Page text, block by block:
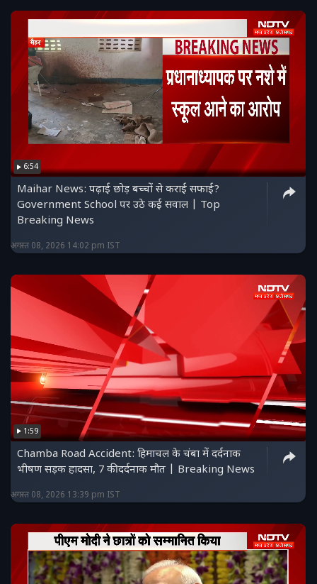
6:54
Maihar News: पढ़ाई छोड़ बच्चों से कराई सफाई?
Government School पर उठे कई सवाल | Top
Breaking News
अगस्त 08, 2026 14:02 pm IST
1:59
Chamba Road Accident: हिमाचल के चंबा में दर्दनाक
भीषण सड़क हादसा, 7 की दर्दनाक मौत | Breaking News
अगस्त 08, 2026 13:39 pm IST